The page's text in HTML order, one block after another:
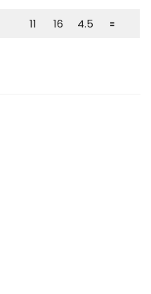
11 16 4.5 🟰